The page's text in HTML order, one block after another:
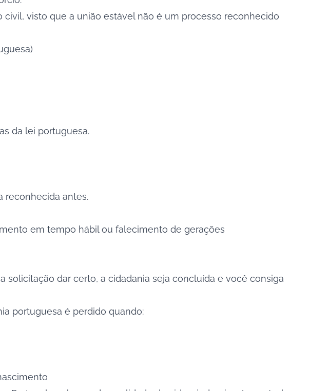
civil, visto que a união estávelnão é um processo reconhecido
da lei portuguesa.
reconhecida antes.
em tempo hábil ou falecimento de gerações
dar certo, a cidadania seja concluída e você consiga
portuguesa é perdido quando: